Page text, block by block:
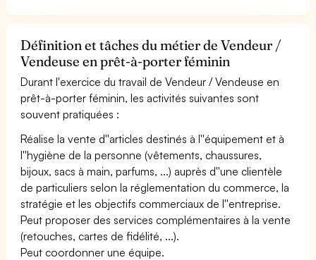
Définition et tâches du métier de Vendeur /
Vendeuse en prêt-à-porter féminin
Durant l'exercice du travail de Vendeur / Vendeuse en
prêt-à-porter féminin, les activités suivantes sont
souvent pratiquées :
Réalise la vente d''articles destinés à l''équipement et à
l''hygiène de la personne (vêtements, chaussures,
bijoux, sacs à main, parfums, ...) auprès d''une clientèle
de particuliers selon la réglementation du commerce, la
stratégie et les objectifs commerciaux de l''entreprise.
Peut proposer des services complémentaires à la vente
(retouches, cartes de fidélité, ...).
Peut coordonner une équipe.